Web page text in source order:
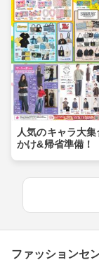
人気のキャラ大
かけ&帰省準備！
ファッションセ